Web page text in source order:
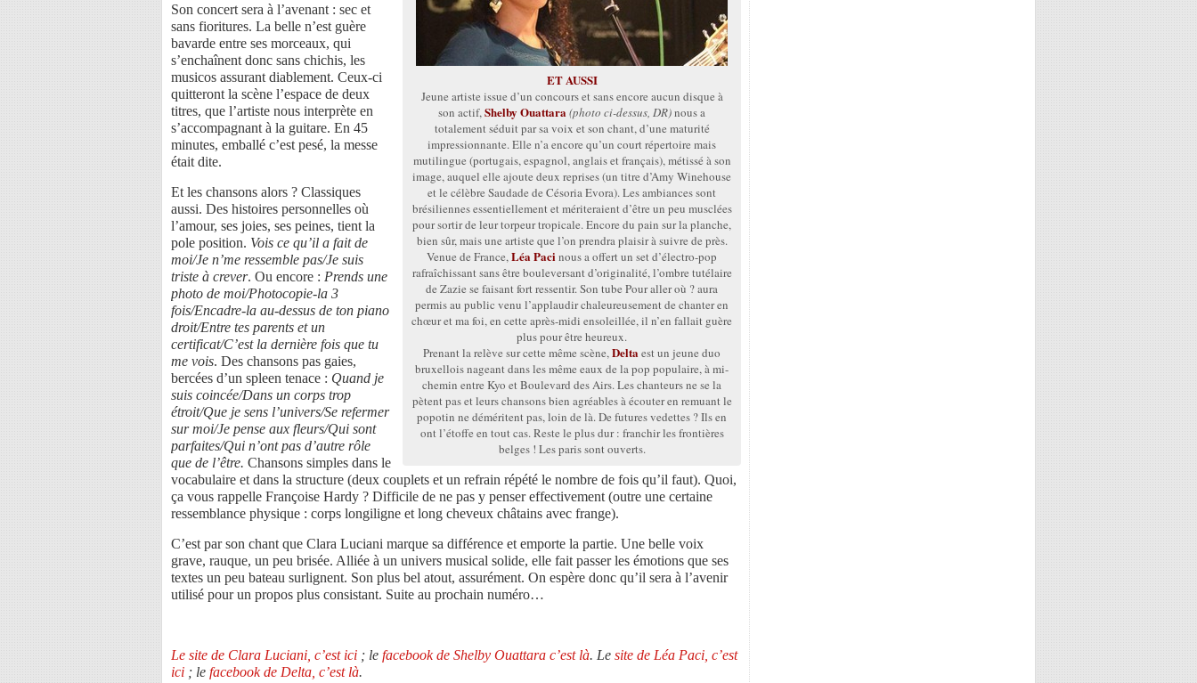
ET AUSSI
Jeune artiste issue d’un concours et sans encore aucun disque à
son actif,Shelby Ouattara (photo ci-dessus, DR)nous a
totalement séduit par sa voix et son chant, d’une maturité
impressionnante. Elle n’a encore qu’un court répertoire mais
mutilingue (portugais, espagnol, anglais et français), métissé à son
image, auquel elle ajoute deux reprises (un titre d’Amy Winehouse
et le célèbre Saudade de Césoria Evora). Les ambiances sont
brésiliennes essentiellement et mériteraient d’être un peu musclées
pour sortir de leur torpeur tropicale. Encore du pain sur la planche,
bien sûr, mais une artiste que l’on prendra plaisir à suivre de près.
Venue de France,Léa Paci nous a offert un set d’électro-pop
rafraîchissant sans être bouleversant d’originalité, l’ombre tutélaire
de Zazie se faisant fort ressentir. Son tube Pour aller où ? aura
permis au public venu l’applaudir chaleureusement de chanter en
chœur et ma foi, en cette après-midi ensoleillée, il n’en fallait guère
plus pour être heureux.
Prenant la relève sur cette même scène,Delta est un jeune duo
bruxellois nageant dans les même eaux de la pop populaire, à mi-
chemin entre Kyo et Boulevard des Airs. Les chanteurs ne se la
pètent pas et leurs chansons bien agréables à écouter en remuant le
popotin ne déméritent pas, loin de là. De futures vedettes ? Ils en
ont l’étoffe en tout cas. Reste le plus dur : franchir les frontières
belges ! Les paris sont ouverts.
Son concert sera à l’avenant : sec et
sans fioritures. La belle n’est guère
bavarde entre ses morceaux, qui
s’enchaînent donc sans chichis, les
musicos assurant diablement. Ceux-ci
quitteront la scène l’espace de deux
titres, que l’artiste nous interprète en
s’accompagnant à la guitare. En 45
minutes, emballé c’est pesé, la messe
était dite.
Et les chansons alors ? Classiques
aussi. Des histoires personnelles où
l’amour, ses joies, ses peines, tient la
pole position. Vois ce qu’il a fait de
moi/Je n’me ressemble pas/Je suis
triste à crever. Ou encore : Prends une
photo de moi/Photocopie-la 3
fois/Encadre-la au-dessus de ton piano
droit/Entre tes parents et un
certificat/C’est la dernière fois que tu
me vois. Des chansons pas gaies,
bercées d’un spleen tenace : Quand je
suis coincée/Dans un corps trop
étroit/Que je sens l’univers/Se refermer
sur moi/Je pense aux fleurs/Qui sont
parfaites/Qui n’ont pas d’autre rôle
que de l’être. Chansons simples dans le
vocabulaire et dans la structure (deux couplets et un refrain répété le nombre de fois qu’il faut). Quoi,
ça vous rappelle Françoise Hardy ? Difficile de ne pas y penser effectivement (outre une certaine
ressemblance physique : corps longiligne et long cheveux châtains avec frange).
C’est par son chant que Clara Luciani marque sa différence et emporte la partie. Une belle voix
grave, rauque, un peu brisée. Alliée à un univers musical solide, elle fait passer les émotions que ses
textes un peu bateau surlignent. Son plus bel atout, assurément. On espère donc qu’il sera à l’avenir
utilisé pour un propos plus consistant. Suite au prochain numéro…
Le site de Clara Luciani, c’est ici ; le facebook de Shelby Ouattara c’est là. Le site de Léa Paci, c’est
ici ; le facebook de Delta, c’est là.